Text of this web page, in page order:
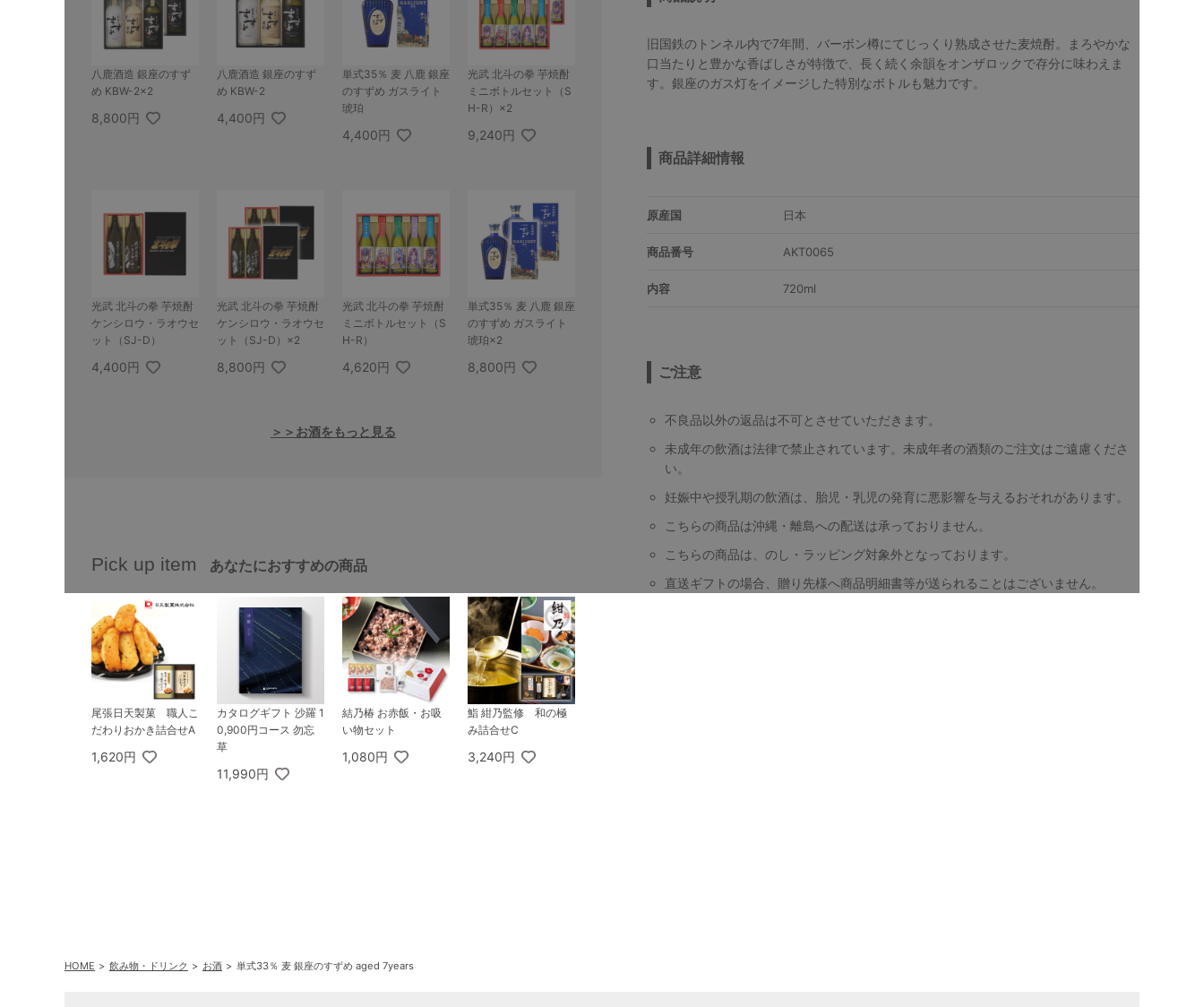
八鹿酒造 銀座のすず
め KBW-2×2
8,800円
八鹿酒造 銀座のすず
め KBW-2
4,400円
単式35％ 麦 八鹿 銀座
のすずめ ガスライト
琥珀
4,400円
光武 北斗の拳 芋焼酎
ミニボトルセット（S
H-R）×2
9,240円
光武 北斗の拳 芋焼酎
ケンシロウ・ラオウセ
ット（SJ-D）
4,400円
光武 北斗の拳 芋焼酎
ケンシロウ・ラオウセ
ット（SJ-D）×2
8,800円
光武 北斗の拳 芋焼酎
ミニボトルセット（S
H-R）
4,620円
単式35％ 麦 八鹿 銀座
のすずめ ガスライト
琥珀×2
8,800円
＞＞お酒をもっと見る
Pick up item あなたにおすすめの商品
尾張日天製菓 職人こ
だわりおかき詰合せA
1,620円
カタログギフト 沙羅 1
0,900円コース 勿忘
草
11,990円
結乃椿 お赤飯・お吸
い物セット
1,080円
鮨 紺乃監修 和の極
み詰合せC
3,240円
旧国鉄のトンネル内で7年間、バーボン樽にてじっくり熟成させた麦焼酎。まろやかな
口当たりと豊かな香ばしさが特徴で、長く続く余韻をオンザロックで存分に味わえま
す。銀座のガス灯をイメージした特別なボトルも魅力です。
商品詳細情報
原産国 日本
商品番号 AKT0065
内容 720ml
ご注意
不良品以外の返品は不可とさせていただきます。
未成年の飲酒は法律で禁止されています。未成年者の酒類のご注文はご遠慮くださ
い。
妊娠中や授乳期の飲酒は、胎児・乳児の発育に悪影響を与えるおそれがあります。
こちらの商品は沖縄・離島への配送は承っておりません。
こちらの商品は、のし・ラッピング対象外となっております。
直送ギフトの場合、贈り先様へ商品明細書等が送られることはございません。
HOME 飲み物・ドリンク お酒 単式33％ 麦 銀座のすずめ aged 7years